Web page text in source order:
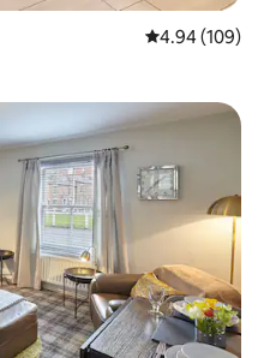
평점 4.94점(5
4.94 (109)